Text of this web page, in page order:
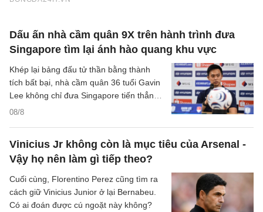
Dấu ấn nhà cầm quân 9X trên hành trình đưa
Singapore tìm lại ánh hào quang khu vực
08/8
Khép lại bảng đấu tử thần bằng thành
tích bất bại, nhà cầm quân 36 tuổi Gavin
Lee không chỉ đưa Singapore tiến thẳng
vào bán kết ASEAN Cup 2026, mà còn
nhất khu vực.
Vinicius Jr không còn là mục tiêu của Arsenal -
Vậy họ nên làm gì tiếp theo?
Cuối cùng, Florentino Perez cũng tìm ra
cách giữ Vinicius Junior ở lại Bernabeu.
Có ai đoán được cú ngoặt này không?